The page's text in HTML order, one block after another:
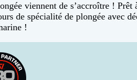
viennent de s’accroître ! Prêt
de spécialité de plongée avec
!